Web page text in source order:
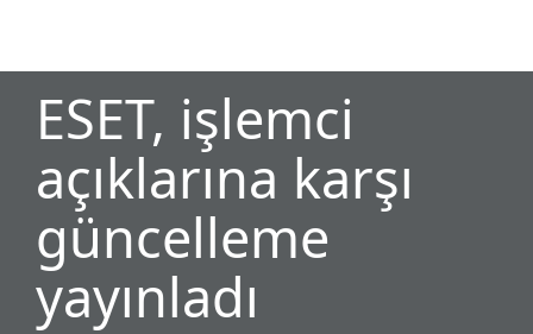
ESET, işlemci
açıklarına karşı
güncelleme
yayınladı